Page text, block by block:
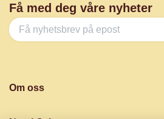
Få med deg våre nyheter
Om oss